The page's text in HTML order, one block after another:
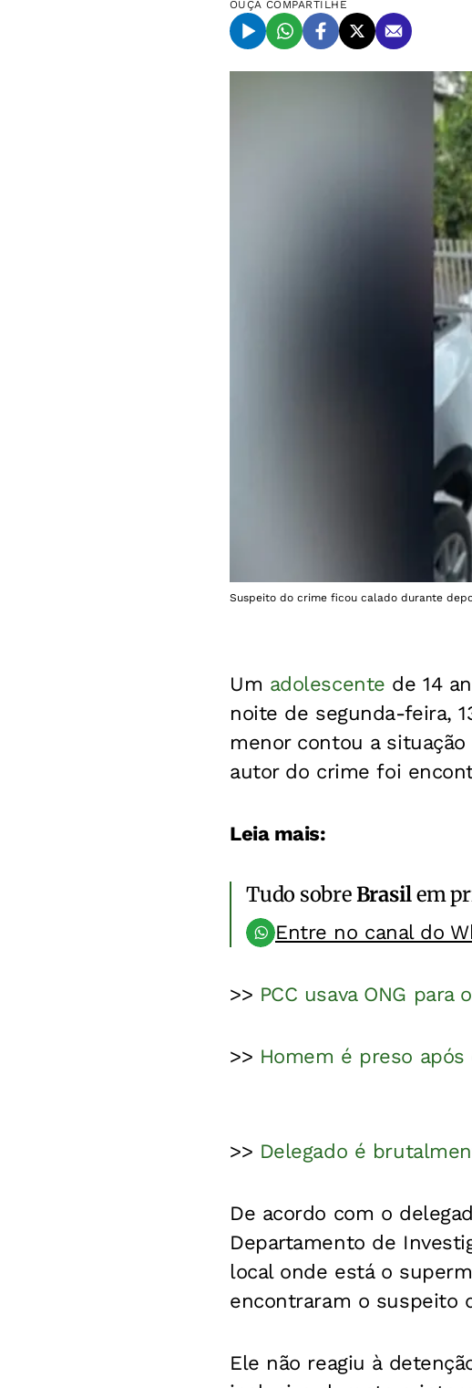
OUÇA COMPARTILHE
Suspeito do crime ficou calado durante
Um adolescente de 14
noite de segunda-feira,
menor contou a
autor do crime foi
Leia mais:
Tudo sobreBrasilem
Entre no canal do
>> PCC usava ONG
>> Homem é preso
>> Delegado é
De acordo com o
Departamento de
local onde está o
encontraram o suspeito
Ele não reagiu à